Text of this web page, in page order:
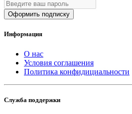
Оформить подписку
Информация
О нас
Условия соглашения
Политика конфидициальности
Служба поддержки